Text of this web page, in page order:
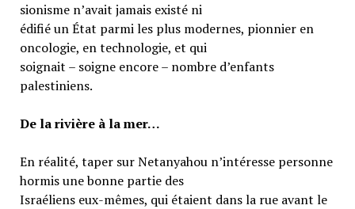
sionisme n’avait jamais existé ni
édifié un État parmi les plus modernes, pionnier en
oncologie, en technologie, et qui
soignait – soigne encore – nombre d’enfants
palestiniens.
De la rivière à la mer…
En réalité, taper sur Netanyahou n’intéresse personne
hormis une bonne partie des
Israéliens eux-mêmes, qui étaient dans la rue avant le